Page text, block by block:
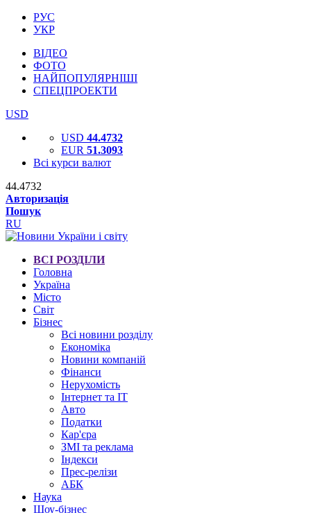
РУС
УКР
ВІДЕО
ФОТО
НАЙПОПУЛЯРНІШІ
СПЕЦПРОЕКТИ
USD
USD 44.4732
EUR 51.3093
Всі курси валют
44.4732
Авторизація
Пошук
RU
ВСІ РОЗДІЛИ
Головна
Україна
Місто
Світ
Бізнес
Всі новини розділу
Економіка
Новини компаній
Фінанси
Нерухомість
Інтернет та IT
Авто
Податки
Кар'єра
ЗМІ та реклама
Індекси
Прес-релізи
АБК
Наука
Шоу-бізнес